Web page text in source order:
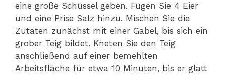
eine große Schüssel geben. Fügen Sie 4 Eier
und eine Prise Salz hinzu. Mischen Sie die
Zutaten zunächst mit einer Gabel, bis sich ein
grober Teig bildet. Kneten Sie den Teig
anschließend auf einer bemehlten
Arbeitsfläche für etwa 10 Minuten, bis er glatt